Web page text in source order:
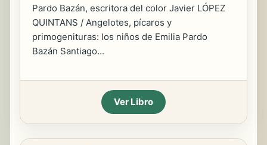
Pardo Bazán, escritora del color Javier LÓPEZ
QUINTANS / Angelotes, pícaros y
primogenituras: los niños de Emilia Pardo
Bazán Santiago...
Ver Libro